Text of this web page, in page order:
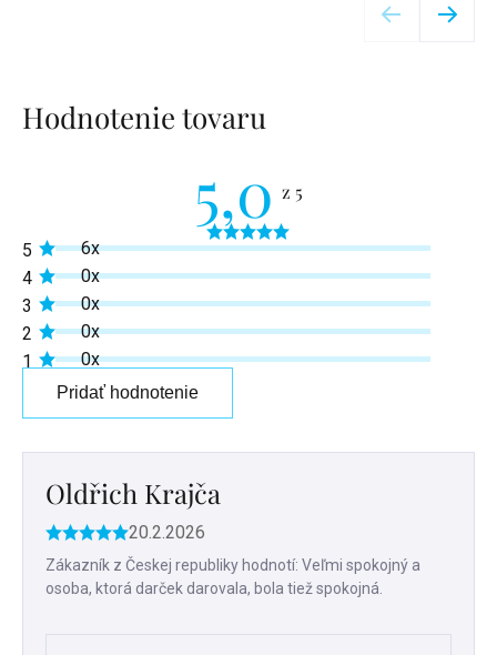
Hodnotenie tovaru
5,0
Priemerné
hodnotenie
produktu
5,0
z
hviezdičiek.
5
6x
4
0x
3
0x
2
0x
1
0x
Pridať hodnotenie
Oldřich Krajča
Hodnotenie
produktu
je
20.2.2026
Zákazník z Českej republiky hodnotí: Veľmi spokojný a
osoba, ktorá darček darovala, bola tiež spokojná.